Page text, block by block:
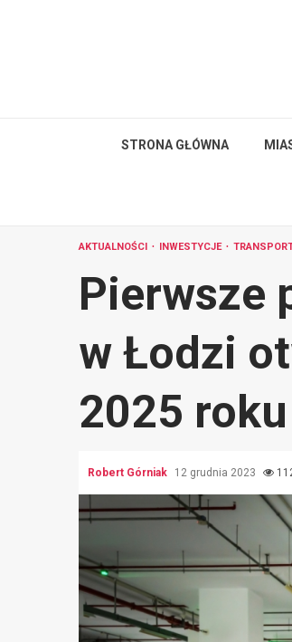
STRONA GŁÓWNA
AKTUALNOŚCI INWESTYCJE
Pierwsze
w Łodzi
2025 roku
Robert Górniak 12 grudnia 2023